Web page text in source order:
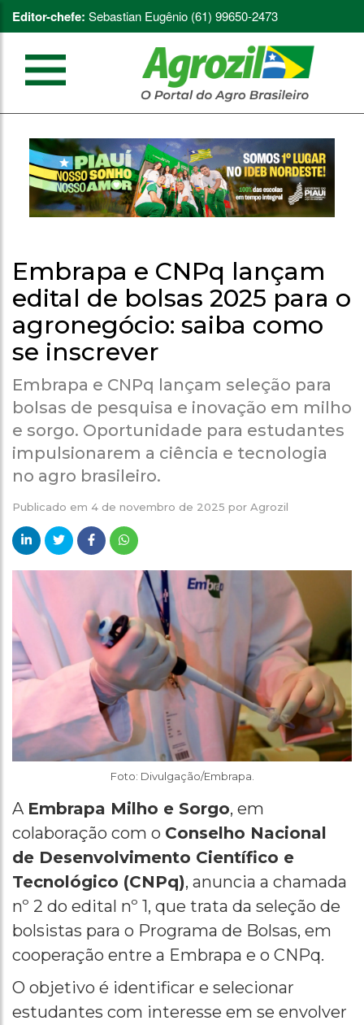
Editor-chefe: Sebastian Eugênio (61) 99650-2473
Embrapa e CNPq lançam
edital de bolsas 2025 para o
agronegócio: saiba como
se inscrever
Embrapa e CNPq lançam seleção para
bolsas de pesquisa e inovação em milho
e sorgo. Oportunidade para estudantes
impulsionarem a ciência e tecnologia
no agro brasileiro.
Publicado em 4 de novembro de 2025 por Agrozil
Foto: Divulgação/Embrapa.
A Embrapa Milho e Sorgo, em
colaboração com o Conselho Nacional
de Desenvolvimento Científico e
Tecnológico (CNPq), anuncia a chamada
nº 2 do edital nº 1, que trata da seleção de
bolsistas para o Programa de Bolsas, em
cooperação entre a Embrapa e o CNPq.
O objetivo é identificar e selecionar
estudantes com interesse em se envolver